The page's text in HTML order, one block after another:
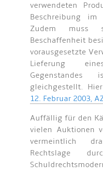
verwendeten
Beschreibung im
Zudem muss
Beschaffenheit
vorausgesetzte
Lieferung
Gegenstandes
gleichgestellt.
12. Februar 2003,
Auffällig für den
vielen Auktionen
vermeintlich
Rechtslage